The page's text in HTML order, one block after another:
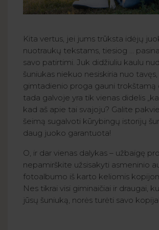
Kita vertus, jei jums trūksta idėjų
nuotraukų tekstams, tiesiog ...
savo patirtimi. Juk didžiuliu kaulu
šuniukas niekuo nesiskiria nuo tavęs,
gimtadienio proga gauni trokštamą
tada galvoje yra tik vienas didelis
kad aš apie tai svajoju? Galite
šeimą sugalvoti kūrybingų istorijų
daug juoko garantuota!
O, ir dar vienas dalykas – užbaigę
nepamirškite užsisakyti asmeninio
fotoalbumo iš karto keliomis
Nes tikrai visi giminaičiai ir draugai,
jūsų šuniuką, norės turėti savo kopija!